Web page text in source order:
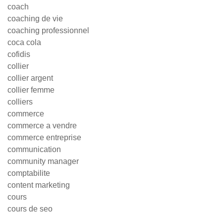
coach
coaching de vie
coaching professionnel
coca cola
cofidis
collier
collier argent
collier femme
colliers
commerce
commerce a vendre
commerce entreprise
communication
community manager
comptabilite
content marketing
cours
cours de seo